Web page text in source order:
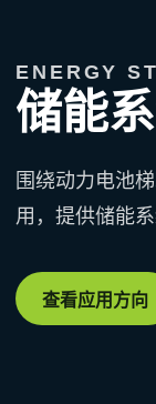
ENERGY
储能
围绕动力电池
用，提供储能
查看应用方向